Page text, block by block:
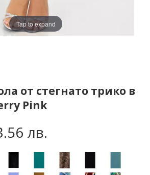
Tap to expand
от стегнато трико в
Pink
лв.